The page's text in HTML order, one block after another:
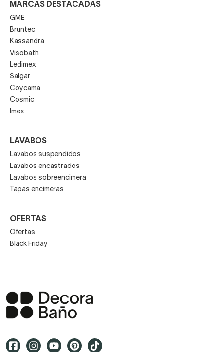
MARCAS DESTACADAS
GME
Bruntec
Kassandra
Visobath
Ledimex
Salgar
Coycama
Cosmic
Imex
LAVABOS
Lavabos suspendidos
Lavabos encastrados
Lavabos sobreencimera
Tapas encimeras
OFERTAS
Ofertas
Black Friday